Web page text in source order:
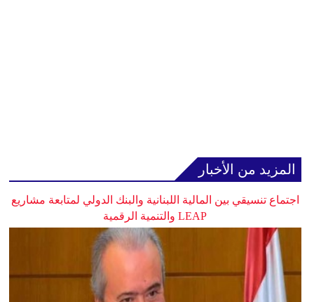
المزيد من الأخبار
اجتماع تنسيقي بين المالية اللبنانية والبنك الدولي لمتابعة مشاريع
LEAP والتنمية الرقمية